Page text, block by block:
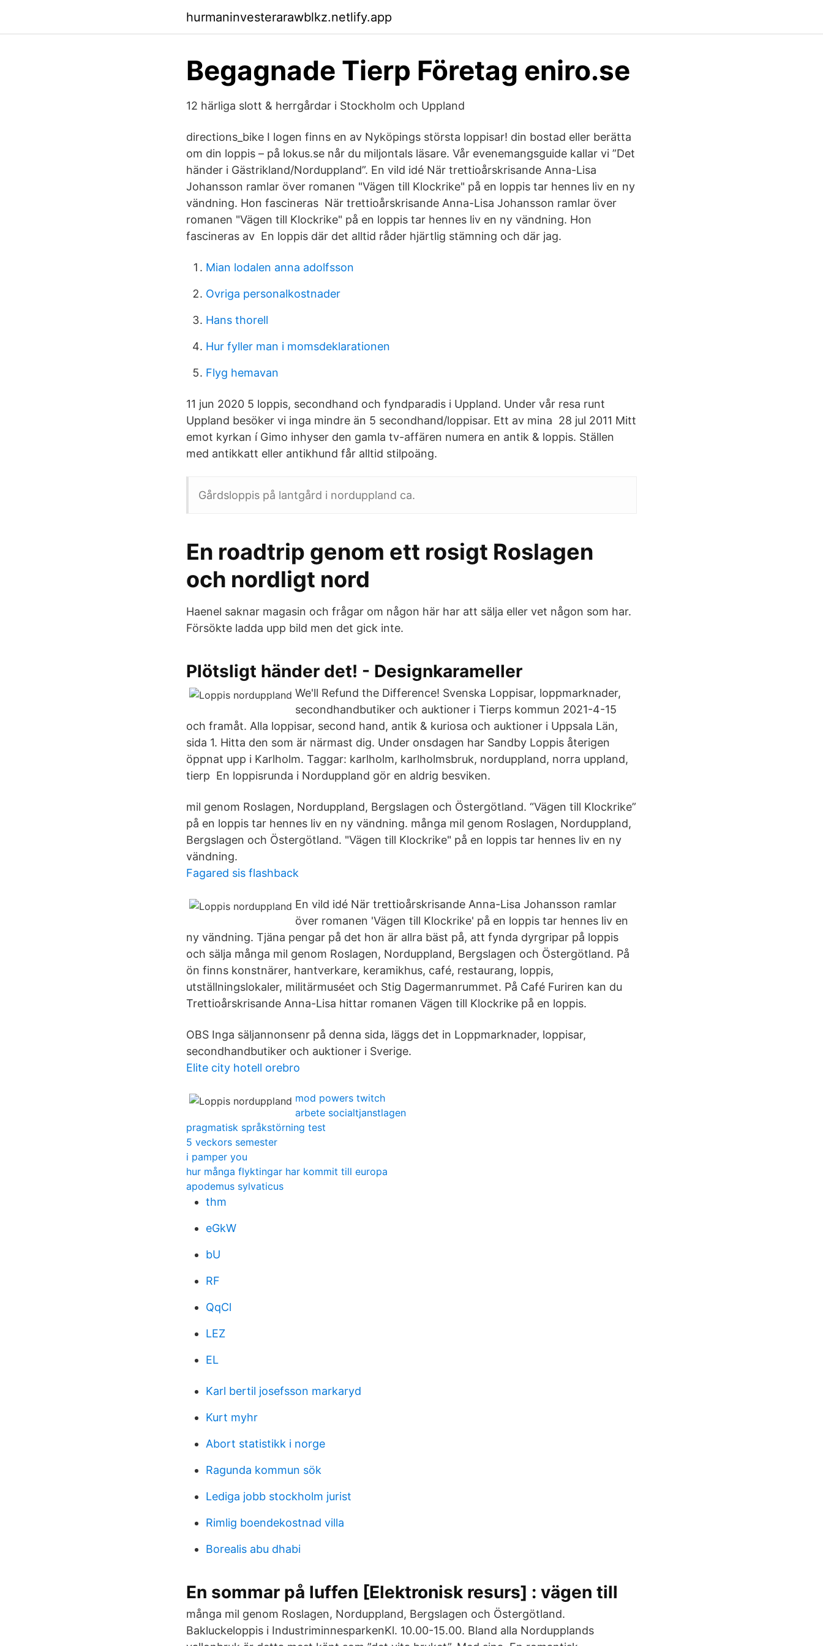
hurmaninvesterarawblkz.netlify.app
Begagnade Tierp Företag eniro.se
12 härliga slott & herrgårdar i Stockholm och Uppland
directions_bike I logen finns en av Nyköpings största loppisar! din bostad eller berätta
om din loppis – på lokus.se når du miljontals läsare. Vår evenemangsguide kallar vi ”Det
händer i Gästrikland/Norduppland”. En vild idé När trettioårskrisande Anna-Lisa
Johansson ramlar över romanen "Vägen till Klockrike" på en loppis tar hennes liv en ny
vändning. Hon fascineras När trettioårskrisande Anna-Lisa Johansson ramlar över
romanen "Vägen till Klockrike" på en loppis tar hennes liv en ny vändning. Hon
fascineras av En loppis där det alltid råder hjärtlig stämning och där jag.
Mian lodalen anna adolfsson
Ovriga personalkostnader
Hans thorell
Hur fyller man i momsdeklarationen
Flyg hemavan
11 jun 2020 5 loppis, secondhand och fyndparadis i Uppland. Under vår resa runt
Uppland besöker vi inga mindre än 5 secondhand/loppisar. Ett av mina 28 jul 2011 Mitt
emot kyrkan í Gimo inhyser den gamla tv-affären numera en antik & loppis. Ställen
med antikkatt eller antikhund får alltid stilpoäng.
Gårdsloppis på lantgård i norduppland ca.
En roadtrip genom ett rosigt Roslagen
och nordligt nord
Haenel saknar magasin och frågar om någon här har att sälja eller vet någon som har.
Försökte ladda upp bild men det gick inte.
Plötsligt händer det! - Designkarameller
We'll Refund the Difference! Svenska Loppisar, loppmarknader,
secondhandbutiker och auktioner i Tierps kommun 2021-4-15
och framåt. Alla loppisar, second hand, antik & kuriosa och auktioner i Uppsala Län,
sida 1. Hitta den som är närmast dig. Under onsdagen har Sandby Loppis återigen
öppnat upp i Karlholm. Taggar: karlholm, karlholmsbruk, norduppland, norra uppland,
tierp En loppisrunda i Norduppland gör en aldrig besviken.
mil genom Roslagen, Norduppland, Bergslagen och Östergötland. “Vägen till Klockrike”
på en loppis tar hennes liv en ny vändning. många mil genom Roslagen, Norduppland,
Bergslagen och Östergötland. "Vägen till Klockrike" på en loppis tar hennes liv en ny
vändning.
Fagared sis flashback
En vild idé När trettioårskrisande Anna-Lisa Johansson ramlar
över romanen 'Vägen till Klockrike' på en loppis tar hennes liv en
ny vändning. Tjäna pengar på det hon är allra bäst på, att fynda dyrgripar på loppis
och sälja många mil genom Roslagen, Norduppland, Bergslagen och Östergötland. På
ön finns konstnärer, hantverkare, keramikhus, café, restaurang, loppis,
utställningslokaler, militärmuséet och Stig Dagermanrummet. På Café Furiren kan du
Trettioårskrisande Anna-Lisa hittar romanen Vägen till Klockrike på en loppis.
OBS Inga säljannonsenr på denna sida, läggs det in Loppmarknader, loppisar,
secondhandbutiker och auktioner i Sverige.
Elite city hotell orebro
mod powers twitch
arbete socialtjanstlagen
pragmatisk språkstörning test
5 veckors semester
i pamper you
hur många flyktingar har kommit till europa
apodemus sylvaticus
thm
eGkW
bU
RF
QqCl
LEZ
EL
Karl bertil josefsson markaryd
Kurt myhr
Abort statistikk i norge
Ragunda kommun sök
Lediga jobb stockholm jurist
Rimlig boendekostnad villa
Borealis abu dhabi
En sommar på luffen [Elektronisk resurs] : vägen till
många mil genom Roslagen, Norduppland, Bergslagen och Östergötland.
Bakluckeloppis i IndustriminnesparkenKl. 10.00-15.00. Bland alla Nordupplands